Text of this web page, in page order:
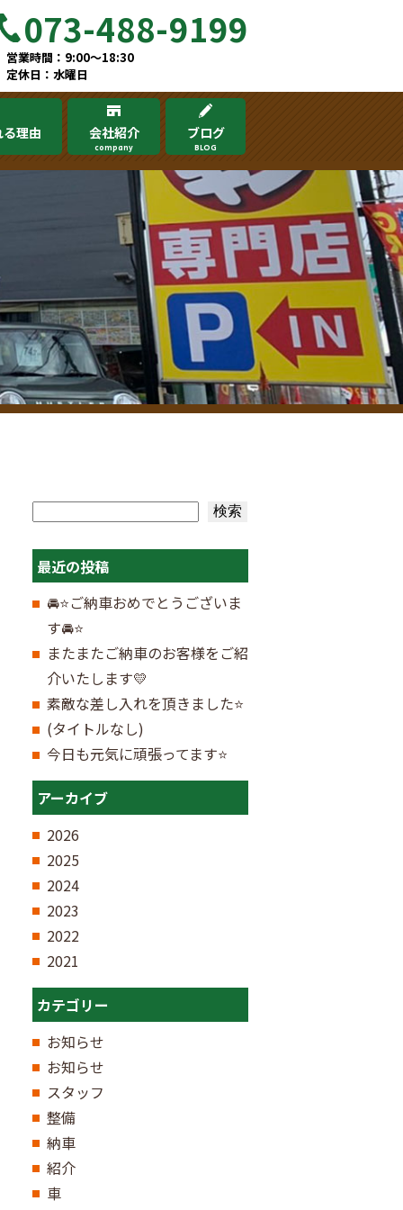
073-488-9199
営業時間：9:00～18:30
定休日：水曜日
理由 会社紹介
company
ブログ
BLOG
検索
最近の投稿
🚘⭐ご納車おめでとうございま
す🚘⭐
またまたご納車のお客様をご紹
介いたします💛
素敵な差し入れを頂きました⭐
(タイトルなし)
今日も元気に頑張ってます⭐
アーカイブ
2026
2025
2024
2023
2022
2021
カテゴリー
お知らせ
お知らせ
スタッフ
整備
納車
紹介
車